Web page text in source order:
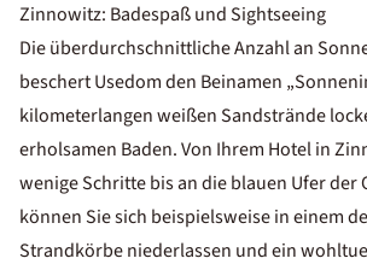
Zinnowitz: Badespaß und Sightseeing
Die überdurchschnittliche Anzahl an
beschert Usedom den Beinamen
kilometerlangen weißen Sandstrände
erholsamen Baden. Von Ihrem Hotel in
wenige Schritte bis an die blauen Ufer der
können Sie sich beispielsweise in einem
Strandkörbeniederlassen und ein